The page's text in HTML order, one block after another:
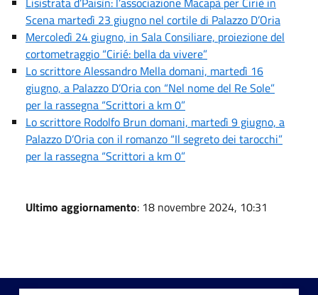
Scena martedì 23 giugno nel cortile di Palazzo D’Oria
Mercoledì 24 giugno, in Sala Consiliare, proiezione del
cortometraggio “Cirié: bella da vivere”
Lo scrittore Alessandro Mella domani, martedì 16
giugno, a Palazzo D’Oria con “Nel nome del Re Sole”
per la rassegna “Scrittori a km 0”
Lo scrittore Rodolfo Brun domani, martedì 9 giugno, a
Palazzo D’Oria con il romanzo “Il segreto dei tarocchi”
per la rassegna “Scrittori a km 0”
Ultimo aggiornamento: 18 novembre 2024, 10:31